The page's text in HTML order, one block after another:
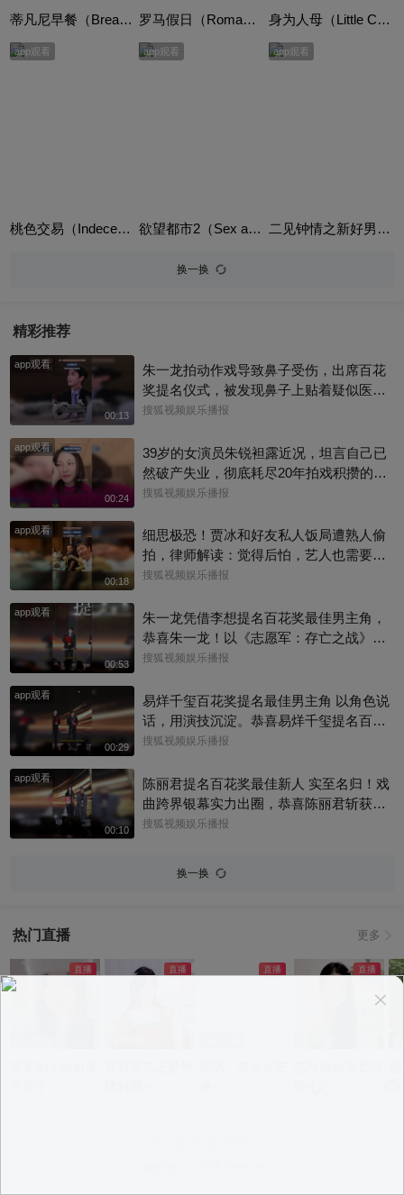
蒂凡尼早餐（Breakfast at Tiffany's） 罗马假日（Roman Holiday） 身为人母（Little Children）
app观看
桃色交易（Indecent Proposal）
app观看
欲望都市2（Sex and the City 2）
app观看
二见钟情之新好男人（Mr. Wrong）
换一换
精彩推荐
app观看
00:13
朱一龙拍动作戏导致鼻子受伤，出席百花
奖提名仪式，被发现鼻子上贴着疑似医用
胶带，对此，朱一龙影迷会公开与工作室
状况良好。希望龙哥早日恢复，片场多多
注意安全啊~
搜狐视频娱乐播报
app观看
00:24
39岁的女演员朱锐袒露近况，坦言自己已
然破产失业，彻底耗尽20年拍戏积攒的全
部积蓄，日常生计只能依靠年迈母亲接
母亲索要2000元生活费度日。
搜狐视频娱乐播报
app观看
00:18
细思极恐！贾冰和好友私人饭局遭熟人偷
拍，律师解读：觉得后怕，艺人也需要私
人空间
搜狐视频娱乐播报
app观看
00:53
朱一龙凭借李想提名百花奖最佳男主角，
恭喜朱一龙！以《志愿军：存亡之战》李
想一角入围百花奖最佳男主，把志愿军战
致，实力收获认可#百花奖 #朱一龙
搜狐视频娱乐播报
app观看
00:29
易烊千玺百花奖提名最佳男主角 以角色说
话，用演技沉淀。恭喜易烊千玺提名百花
奖最佳男主角，每一次荧幕演绎都看得见
搜狐视频娱乐播报
app观看
00:10
陈丽君提名百花奖最佳新人 实至名归！戏
曲跨界银幕实力出圈，恭喜陈丽君斩获百
花奖最佳新人提名～#陈丽君 #百花奖
搜狐视频娱乐播报
换一换
热门直播 更多